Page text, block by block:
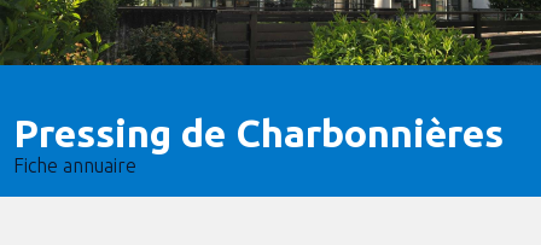
Pressing de Charbonnières
Fiche annuaire